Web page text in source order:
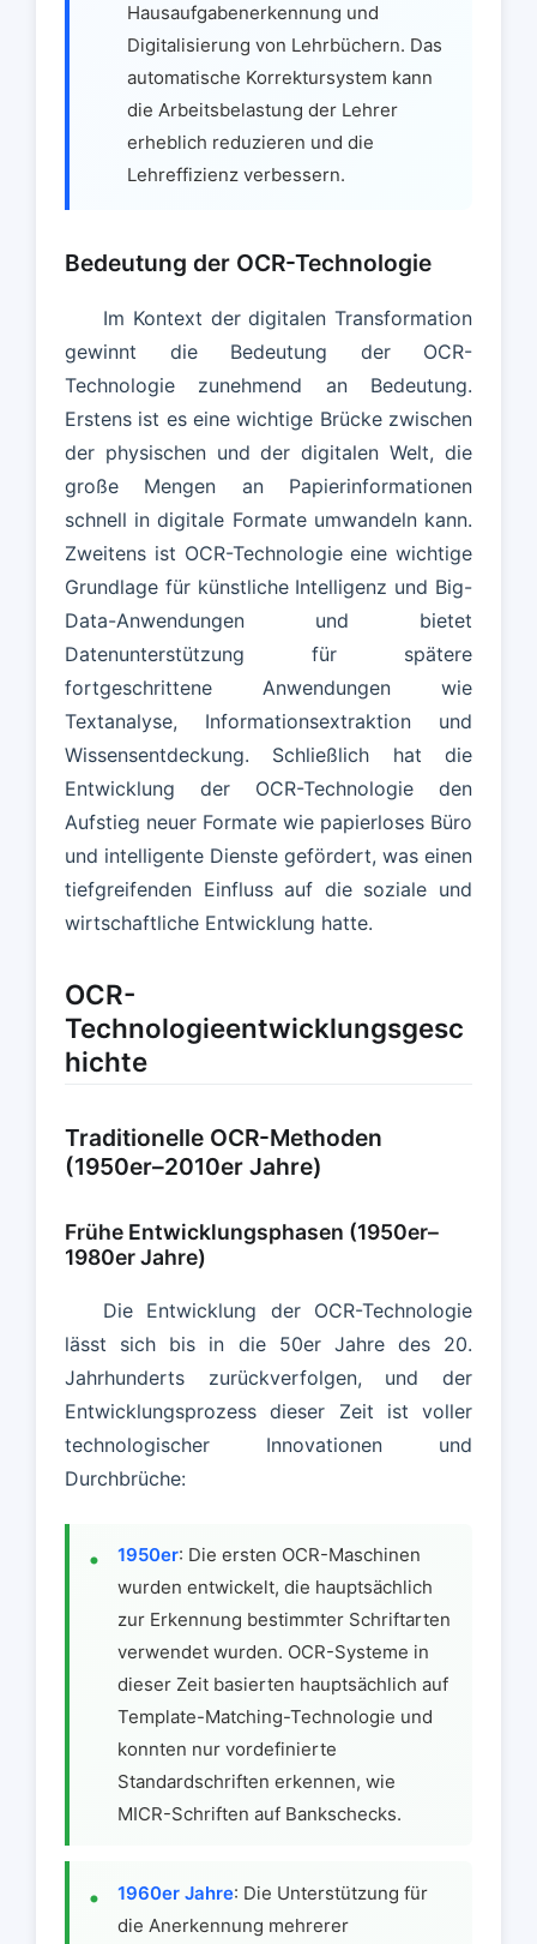
Hausaufgabenerkennung und
Digitalisierung von Lehrbüchern. Das
automatische Korrektursystem kann
die Arbeitsbelastung der Lehrer
erheblich reduzieren und die
Lehreffizienz verbessern.
Bedeutung der OCR-Technologie
Im Kontext der digitalen Transformation
gewinnt die Bedeutung der OCR-
Technologie zunehmend an Bedeutung.
Erstens ist es eine wichtige Brücke zwischen
der physischen und der digitalen Welt, die
große Mengen an Papierinformationen
schnell in digitale Formate umwandeln kann.
Zweitens ist OCR-Technologie eine wichtige
Grundlage für künstliche Intelligenz und Big-
Data-Anwendungen und bietet
Datenunterstützung für spätere
fortgeschrittene Anwendungen wie
Textanalyse, Informationsextraktion und
Wissensentdeckung. Schließlich hat die
Entwicklung der OCR-Technologie den
Aufstieg neuer Formate wie papierloses Büro
und intelligente Dienste gefördert, was einen
tiefgreifenden Einfluss auf die soziale und
wirtschaftliche Entwicklung hatte.
OCR-
Technologieentwicklungsgesc
hichte
Traditionelle OCR-Methoden
(1950er–2010er Jahre)
Frühe Entwicklungsphasen (1950er–
1980er Jahre)
Die Entwicklung der OCR-Technologie
lässt sich bis in die 50er Jahre des 20.
Jahrhunderts zurückverfolgen, und der
Entwicklungsprozess dieser Zeit ist voller
technologischer Innovationen und
Durchbrüche:
1950er: Die ersten OCR-Maschinen
wurden entwickelt, die hauptsächlich
zur Erkennung bestimmter Schriftarten
verwendet wurden. OCR-Systeme in
dieser Zeit basierten hauptsächlich auf
Template-Matching-Technologie und
konnten nur vordefinierte
Standardschriften erkennen, wie
MICR-Schriften auf Bankschecks.
1960er Jahre: Die Unterstützung für
die Anerkennung mehrerer